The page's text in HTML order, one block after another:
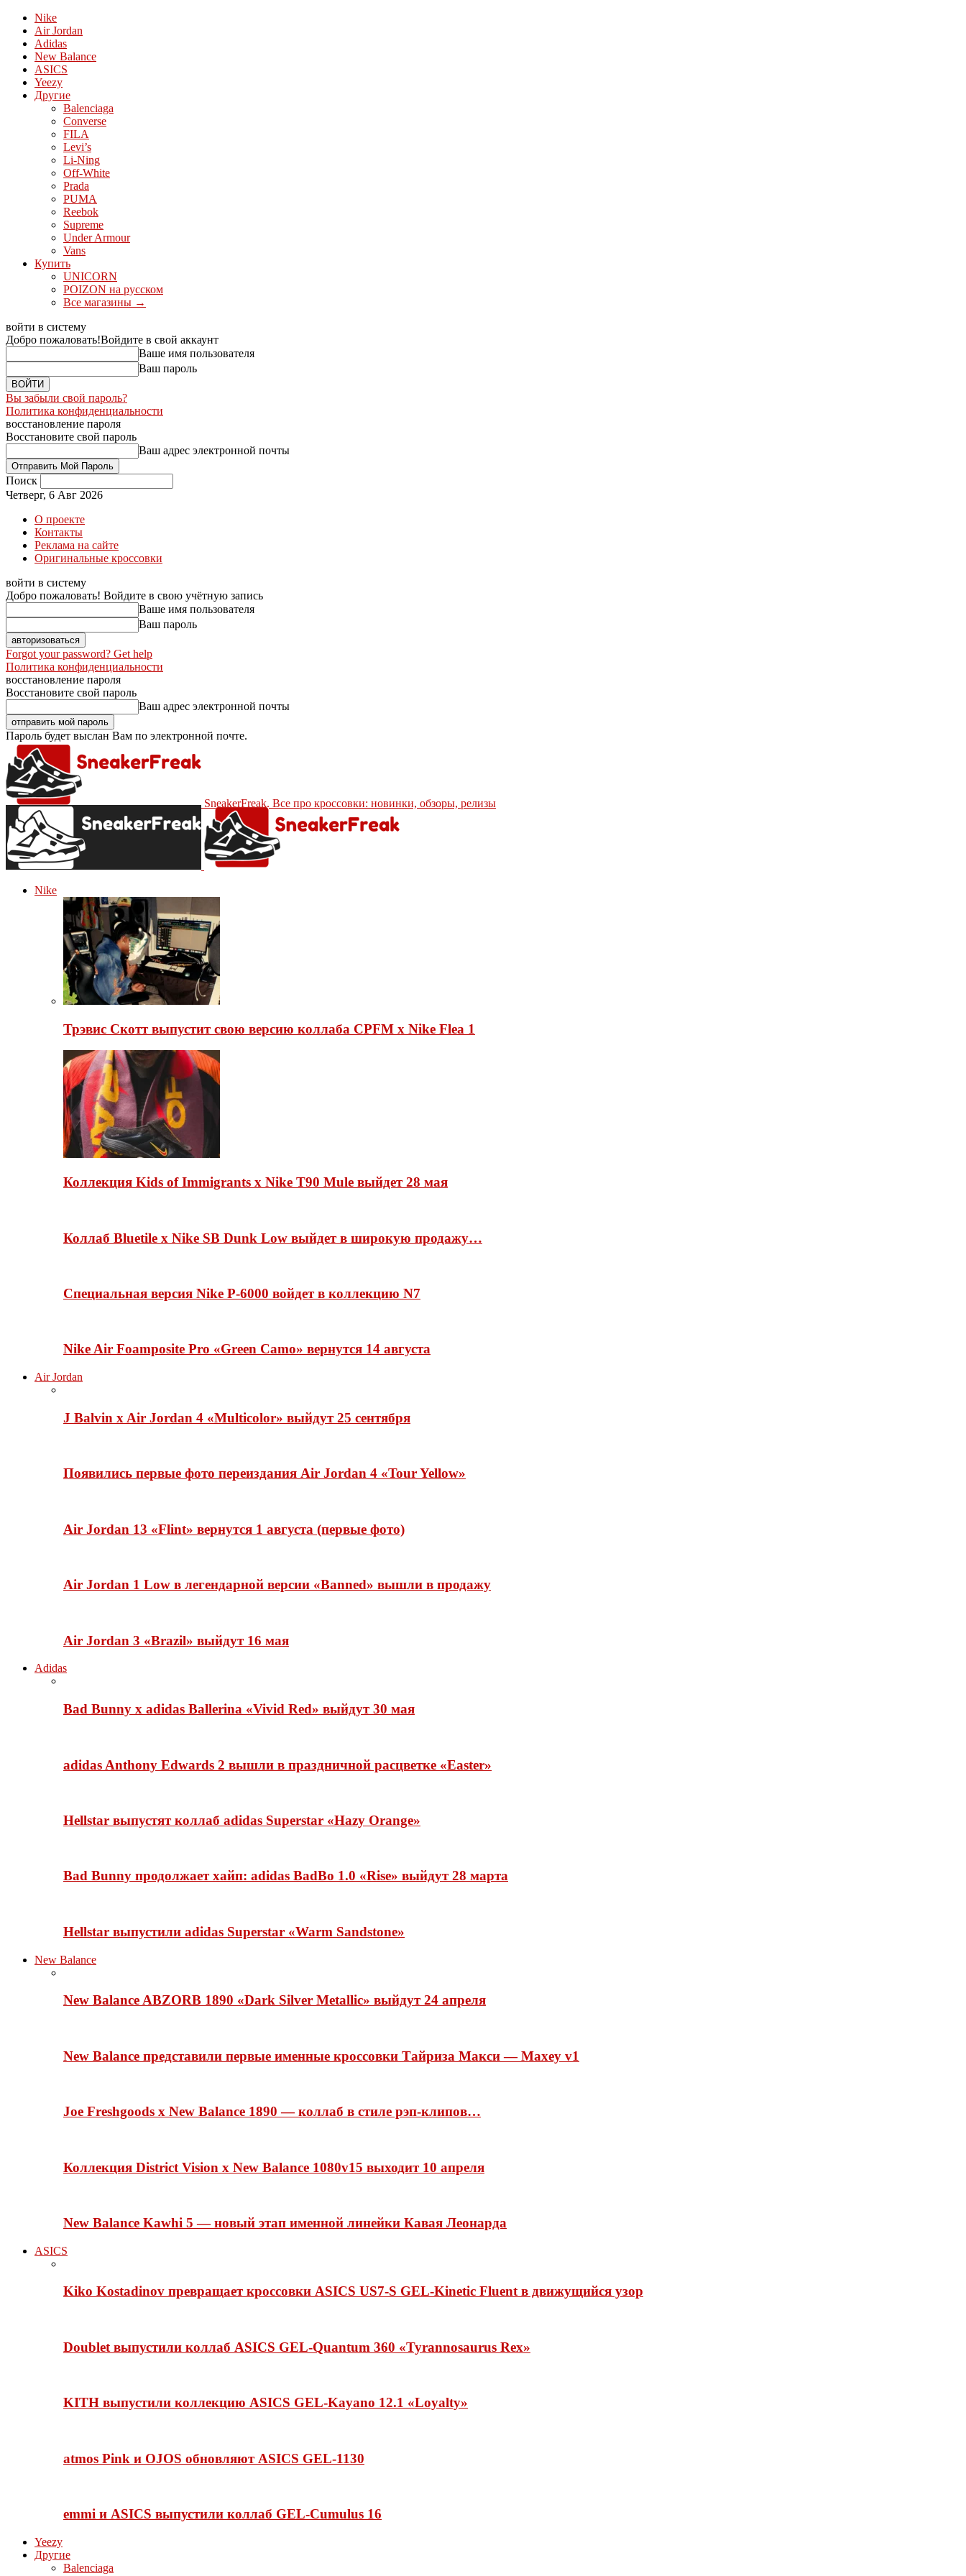
Nike
Air Jordan
Adidas
New Balance
ASICS
Yeezy
Другие
Balenciaga
Converse
FILA
Levi’s
Li-Ning
Off-White
Prada
PUMA
Reebok
Supreme
Under Armour
Vans
Купить
UNICORN
POIZON на русском
Все магазины →
войти в систему
Добро пожаловать!Войдите в свой аккаунт
Ваше имя пользователя
Ваш пароль
Вы забыли свой пароль?
Политика конфиденциальности
восстановление пароля
Восстановите свой пароль
Ваш адрес электронной почты
Поиск
Четверг, 6 Авг 2026
О проекте
Контакты
Реклама на сайте
Оригинальные кроссовки
войти в систему
Добро пожаловать! Войдите в свою учётную запись
Ваше имя пользователя
Ваш пароль
Forgot your password? Get help
Политика конфиденциальности
восстановление пароля
Восстановите свой пароль
Ваш адрес электронной почты
Пароль будет выслан Вам по электронной почте.
SneakerFreak. Все про кроссовки: новинки, обзоры, релизы
Nike
Трэвис Скотт выпустит свою версию коллаба CPFM x Nike Flea 1
Коллекция Kids of Immigrants x Nike T90 Mule выйдет 28 мая
Коллаб Bluetile x Nike SB Dunk Low выйдет в широкую продажу…
Специальная версия Nike P-6000 войдет в коллекцию N7
Nike Air Foamposite Pro «Green Camo» вернутся 14 августа
Air Jordan
J Balvin x Air Jordan 4 «Multicolor» выйдут 25 сентября
Появились первые фото переиздания Air Jordan 4 «Tour Yellow»
Air Jordan 13 «Flint» вернутся 1 августа (первые фото)
Air Jordan 1 Low в легендарной версии «Banned» вышли в продажу
Air Jordan 3 «Brazil» выйдут 16 мая
Adidas
Bad Bunny x adidas Ballerina «Vivid Red» выйдут 30 мая
adidas Anthony Edwards 2 вышли в праздничной расцветке «Easter»
Hellstar выпустят коллаб adidas Superstar «Hazy Orange»
Bad Bunny продолжает хайп: adidas BadBo 1.0 «Rise» выйдут 28 марта
Hellstar выпустили adidas Superstar «Warm Sandstone»
New Balance
New Balance ABZORB 1890 «Dark Silver Metallic» выйдут 24 апреля
New Balance представили первые именные кроссовки Тайриза Макси — Maxey v1
Joe Freshgoods x New Balance 1890 — коллаб в стиле рэп-клипов…
Коллекция District Vision x New Balance 1080v15 выходит 10 апреля
New Balance Kawhi 5 — новый этап именной линейки Кавая Леонарда
ASICS
Kiko Kostadinov превращает кроссовки ASICS US7-S GEL-Kinetic Fluent в движущийся узор
Doublet выпустили коллаб ASICS GEL-Quantum 360 «Tyrannosaurus Rex»
KITH выпустили коллекцию ASICS GEL-Kayano 12.1 «Loyalty»
atmos Pink и OJOS обновляют ASICS GEL-1130
emmi и ASICS выпустили коллаб GEL-Cumulus 16
Yeezy
Другие
Balenciaga